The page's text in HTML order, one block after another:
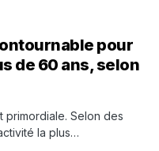
pour
de 60 ans, selon
primordiale. Selon des
la plus…